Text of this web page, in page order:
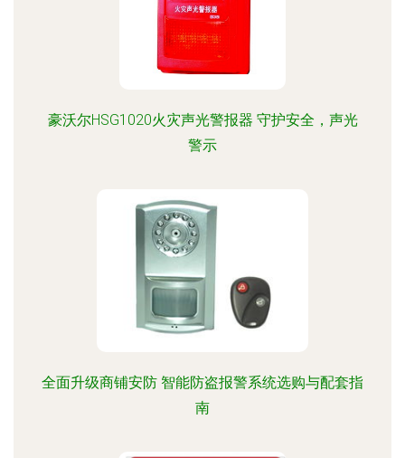
豪沃尔HSG1020火灾声光警报器 守护安全，声光
警示
全面升级商铺安防 智能防盗报警系统选购与配套指
南